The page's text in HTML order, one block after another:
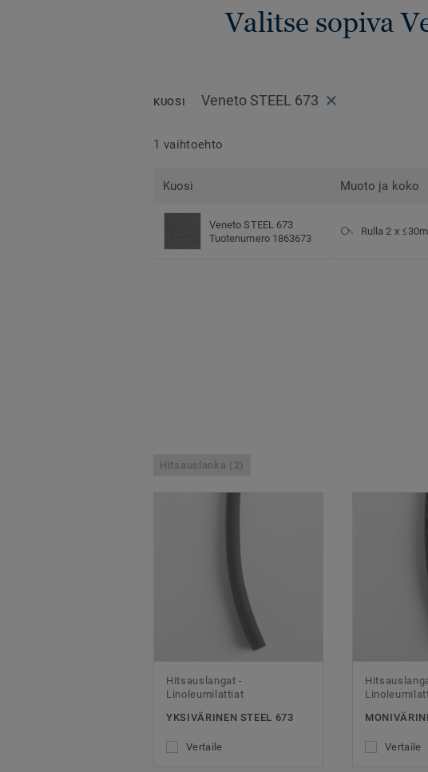
Valitse sopiva
KUOSI Veneto STEEL 673
1 vaihtoehto
Kuosi Muoto ja koko
Veneto STEEL 673
Tuotenumero 1863673
Rulla 2 x ≤30m
Hitsauslanka (2)
Hitsauslangat -
Linoleumilattiat
YKSIVÄRINEN STEEL 673
Vertaile Vertaile